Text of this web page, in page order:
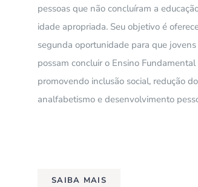
pessoas que não concluíram a
idade apropriada. Seu objetivo é
segunda oportunidade para que
possam concluir o Ensino Fundamental
promovendo inclusão social, redução do
analfabetismo e desenvolvimento
SAIBA MAIS